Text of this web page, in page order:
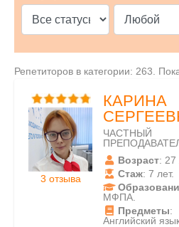
Репетиторов в категории: 263.
3 отзыва
КАРИНА
ЧАСТНЫЙ
Возраст: 27
Стаж: 7 лет.
МФПА.
Предметы:
Английский